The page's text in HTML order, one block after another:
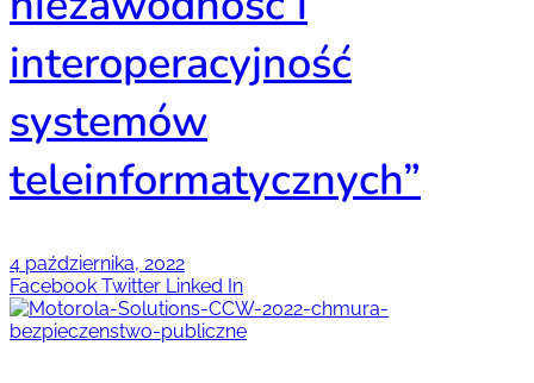
interoperacyjność
systemów
teleinformatycznych”
4 października, 2022
Facebook Twitter Linked In